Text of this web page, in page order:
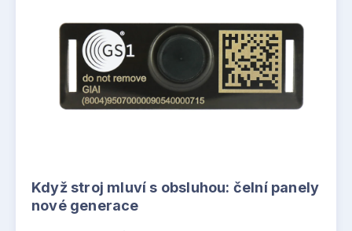
Když stroj mluví s obsluhou: čelní panely
nové generace